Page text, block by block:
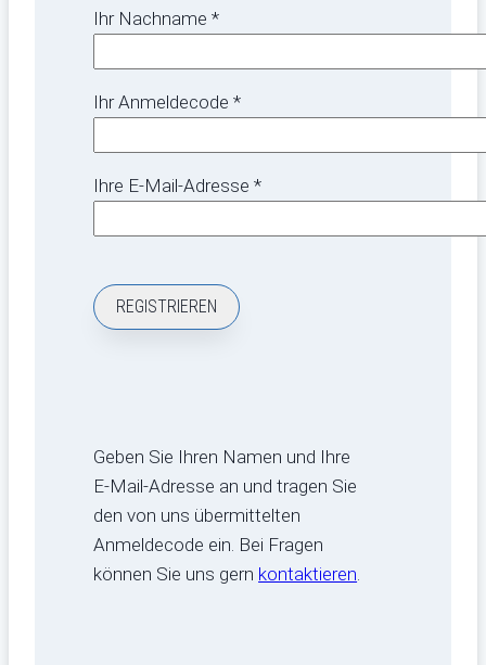
Ihr Nachname *
Ihr Anmeldecode *
Ihre E-Mail-Adresse *
Geben Sie Ihren Namen und Ihre
E-Mail-Adresse an und tragen Sie
den von uns übermittelten
Anmeldecode ein. Bei Fragen
können Sie uns gern kontaktieren.